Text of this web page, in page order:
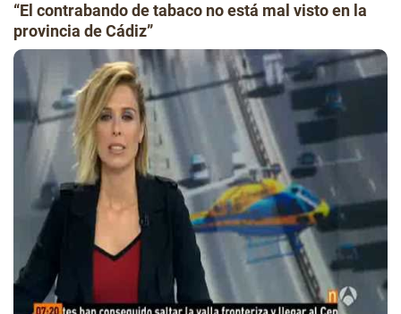
“El contrabando de tabaco no está mal visto en la
provincia de Cádiz”